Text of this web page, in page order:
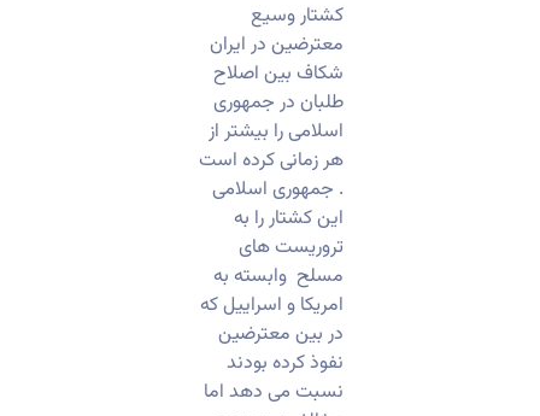
کشتار وسیع
معترضین در ایران
شکاف بین اصلاح
طلبان در جمهوری
اسلامی را بیشتر از
هر زمانی کرده است
. جمهوری اسلامی
این کشتار را به
تروریست های
مسلح وابسته به
امریکا و اسراییل که
در بین معترضین
نفوذ کرده بودند
نسبت می دهد اما